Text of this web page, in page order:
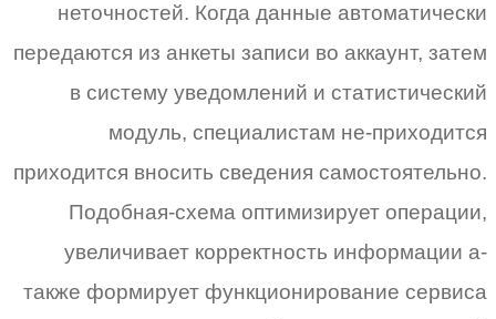
неточностей. Когда данные автоматически
передаются из анкеты записи во аккаунт, затем
в систему уведомлений и статистический
модуль, специалистам не-приходится
приходится вносить сведения самостоятельно.
Подобная-схема оптимизирует операции,
увеличивает корректность информации а-
также формирует функционирование сервиса